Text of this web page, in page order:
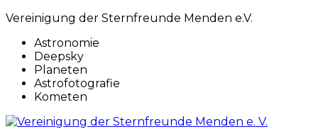
Vereinigung der Sternfreunde Menden e.V.
Astronomie
Deepsky
Planeten
Astrofotografie
Kometen